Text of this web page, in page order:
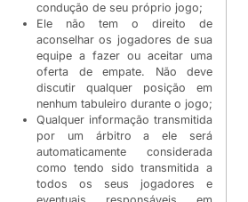
condução de seu próprio jogo;
Ele não tem o direito de
aconselhar os jogadores de sua
equipe a fazer ou aceitar uma
oferta de empate. Não deve
discutir qualquer posição em
nenhum tabuleiro durante o jogo;
Qualquer informação transmitida
por um árbitro a ele será
automaticamente considerada
como tendo sido transmitida a
todos os seus jogadores e